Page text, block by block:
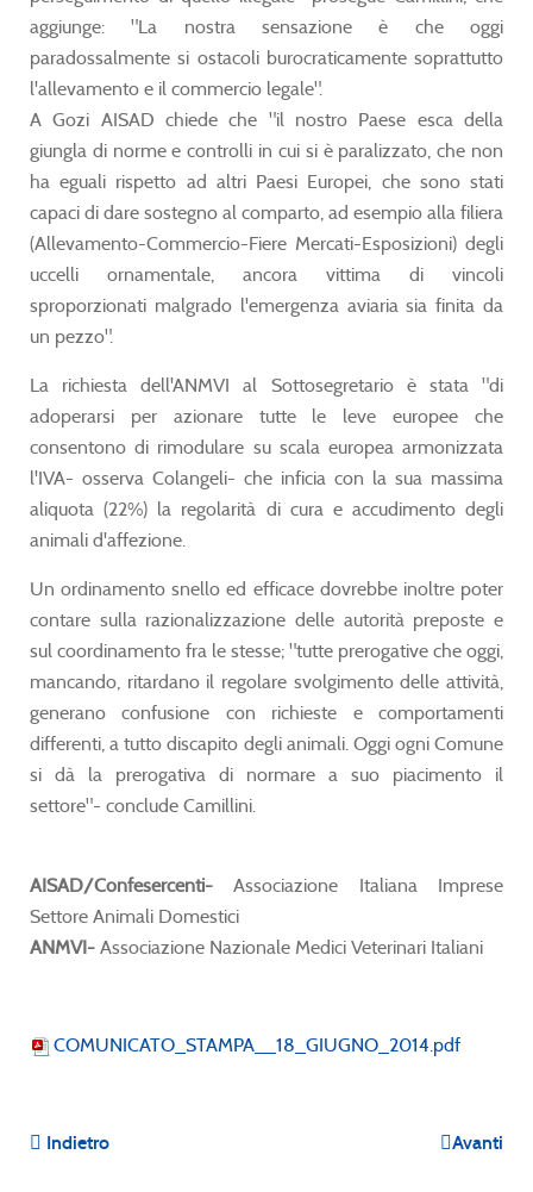
aggiunge: "La nostra sensazione è che oggi
paradossalmente si ostacoli burocraticamente soprattutto
l'allevamento e il commercio legale".
A Gozi AISAD chiede che "il nostro Paese esca della
giungla di norme e controlli in cui si è paralizzato, che non
ha eguali rispetto ad altri Paesi Europei, che sono stati
capaci di dare sostegno al comparto, ad esempio alla filiera
(Allevamento-Commercio-Fiere Mercati-Esposizioni) degli
uccelli ornamentale, ancora vittima di vincoli
sproporzionati malgrado l'emergenza aviaria sia finita da
un pezzo".
La richiesta dell'ANMVI al Sottosegretario è stata "di
adoperarsi per azionare tutte le leve europee che
consentono di rimodulare su scala europea armonizzata
l'IVA- osserva Colangeli- che inficia con la sua massima
aliquota (22%) la regolarità di cura e accudimento degli
animali d'affezione.
Un ordinamento snello ed efficace dovrebbe inoltre poter
contare sulla razionalizzazione delle autorità preposte e
sul coordinamento fra le stesse; "tutte prerogative che oggi,
mancando, ritardano il regolare svolgimento delle attività,
generano confusione con richieste e comportamenti
differenti, a tutto discapito degli animali. Oggi ogni Comune
si dà la prerogativa di normare a suo piacimento il
settore"- conclude Camillini.
AISAD/Confesercenti- Associazione Italiana Imprese
Settore Animali Domestici
ANMVI- Associazione Nazionale Medici Veterinari Italiani
COMUNICATO_STAMPA__18_GIUGNO_2014.pdf
Indietro Avanti